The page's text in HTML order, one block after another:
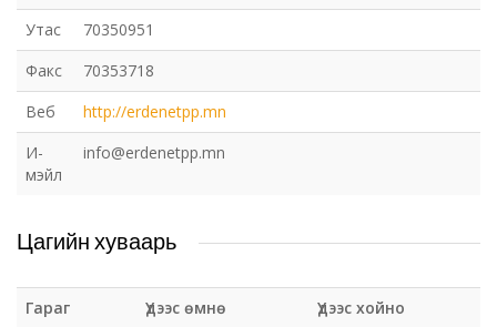
Утас
70350951
Факс
70353718
Веб
http://erdenetpp.mn
И-
мэйл
info@erdenetpp.mn
Цагийн хуваарь
Гараг Үдээс өмнө
Үдээс хойно